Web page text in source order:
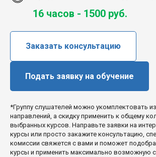
16 часов - 1500 руб.
Заказать консультацию
Подать заявку на обучение
*Группу слушателей можно укомплектовать
направлений, а скидку применить к общему
выбранных курсов. Направьте заявки на
курсы или просто закажите консультацию,
комиссии свяжется с вами и поможет
курсы и применить максимально возможную